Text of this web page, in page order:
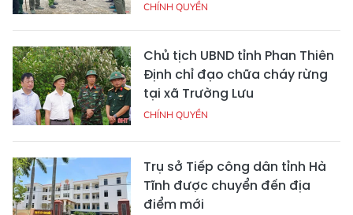
CHÍNH QUYỀN
Chủ tịch UBND tỉnh Phan Thiên
Định chỉ đạo chữa cháy rừng
tại xã Trường Lưu
CHÍNH QUYỀN
Trụ sở Tiếp công dân tỉnh Hà
Tĩnh được chuyển đến địa
điểm mới